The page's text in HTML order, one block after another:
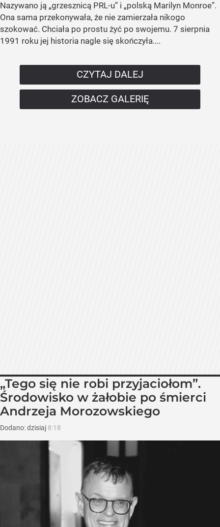
Nazywano ją „grzesznicą PRL-u” i „polską Marilyn Monroe”.
Ona sama przekonywała, że nie zamierzała nikogo
szokować. Chciała po prostu żyć po swojemu. 7 sierpnia
1991 roku jej historia nagle się skończyła....
CZYTAJ DALEJ
ZOBACZ GALERIĘ
„Tego się nie robi przyjaciołom”.
Środowisko w żałobie po śmierci
Andrzeja Morozowskiego
Dodano:dzisiaj 8:18